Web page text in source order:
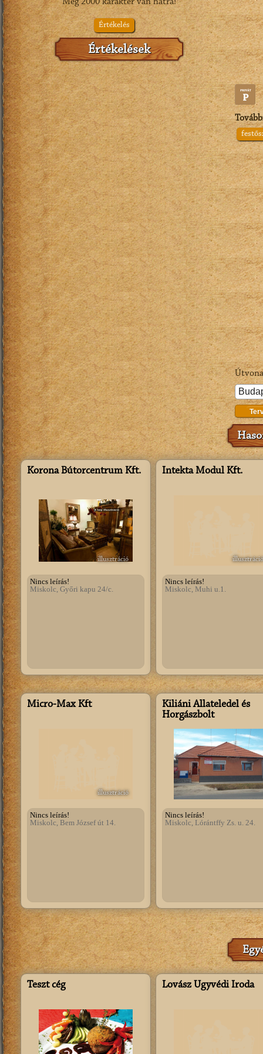
Értékelés
Értékelések
Korona Bútorcentrum Kft.
illusztráció
Nincs leírás!
Miskolc, Győri kapu 24/c.
Intekta Modul Kft.
illusztráció
Nincs leírás!
Miskolc, Muhi u.1.
Micro-Max Kft
illusztráció
Nincs leírás!
Miskolc, Bem József út 14.
Kiliáni Állateledel és
Horgászbolt
Nincs leírás!
Miskolc, Lórántffy Zs. u. 24.
Teszt cég Lovász Ügyvédi Iroda